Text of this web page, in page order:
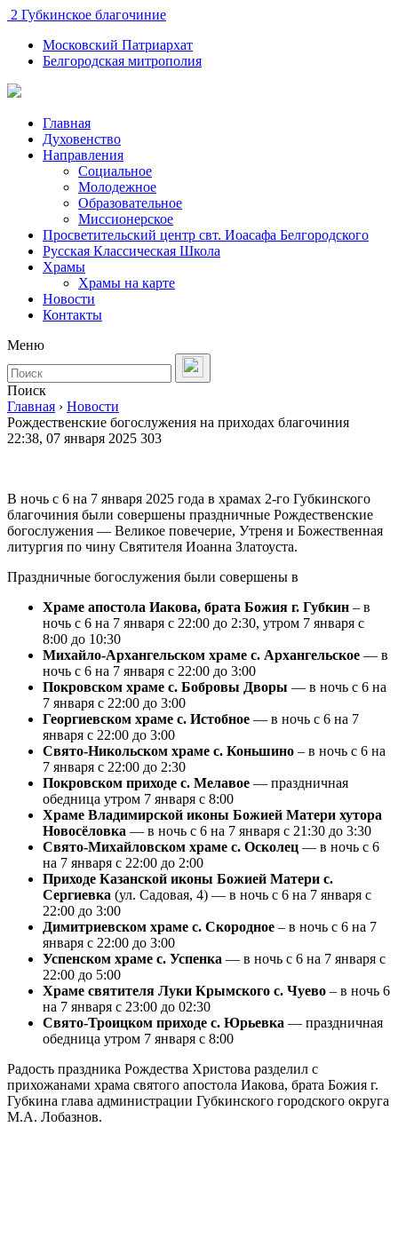
2 Губкинское благочиние
Московский Патриархат
Белгородская митрополия
Главная
Духовенство
Направления
Социальное
Молодежное
Образовательное
Миссионерское
Просветительский центр свт. Иоасафа Белгородского
Русская Классическая Школа
Храмы
Храмы на карте
Новости
Контакты
Меню
Поиск
Главная › Новости
Рождественские богослужения на приходах благочиния
22:38, 07 января 2025 303
В ночь с 6 на 7 января 2025 года в храмах 2-го Губкинского
благочиния были совершены праздничные Рождественские
богослужения — Великое повечерие, Утреня и Божественная
литургия по чину Святителя Иоанна Златоуста.
Праздничные богослужения были совершены в
Храме апостола Иакова, брата Божия г. Губкин – в
ночь с 6 на 7 января с 22:00 до 2:30, утром 7 января с
8:00 до 10:30
Михайло-Архангельском храме с. Архангельское — в
ночь с 6 на 7 января с 22:00 до 3:00
Покровском храме с. Бобровы Дворы — в ночь с 6 на
7 января с 22:00 до 3:00
Георгиевском храме с. Истобное — в ночь с 6 на 7
января с 22:00 до 3:00
Свято-Никольском храме с. Коньшино – в ночь с 6 на
7 января с 22:00 до 2:30
Покровском приходе с. Мелавое — праздничная
обедница утром 7 января с 8:00
Храме Владимирской иконы Божией Матери хутора
Новосёловка — в ночь с 6 на 7 января с 21:30 до 3:30
Свято-Михайловском храме с. Осколец — в ночь с 6
на 7 января с 22:00 до 2:00
Приходе Казанской иконы Божией Матери с.
Сергиевка (ул. Садовая, 4) — в ночь с 6 на 7 января с
22:00 до 3:00
Димитриевском храме с. Скородное – в ночь с 6 на 7
января с 22:00 до 3:00
Успенском храме с. Успенка — в ночь с 6 на 7 января с
22:00 до 5:00
Храме святителя Луки Крымского с. Чуево – в ночь 6
на 7 января с 23:00 до 02:30
Свято-Троицком приходе с. Юрьевка — праздничная
обедница утром 7 января с 8:00
Радость праздника Рождества Христова разделил с
прихожанами храма святого апостола Иакова, брата Божия г.
Губкина глава администрации Губкинского городского округа
М.А. Лобазнов.